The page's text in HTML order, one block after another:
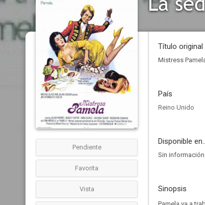
Pendiente
Favorita
Vista
Título original
Mistress
País
Reino Unido
Disponible
Sin información
Sinopsis